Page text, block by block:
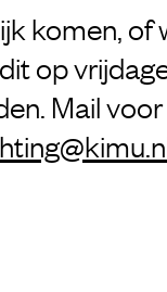
komen, of
op
Mail